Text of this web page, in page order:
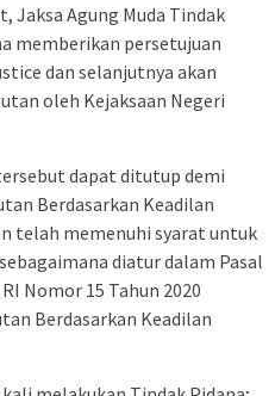
Jaksa Agung Muda Tindak
memberikan persetujuan
dan selanjutnya akan
oleh Kejaksaan Negeri
dapat ditutup demi
Berdasarkan Keadilan
telah memenuhi syarat untuk
diatur dalam Pasal
Nomor 15 Tahun 2020
Berdasarkan Keadilan